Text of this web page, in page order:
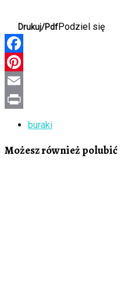
Drukuj/PdfPodziel się
Facebook
Pinterest
Email
buraki
Możesz również polubić